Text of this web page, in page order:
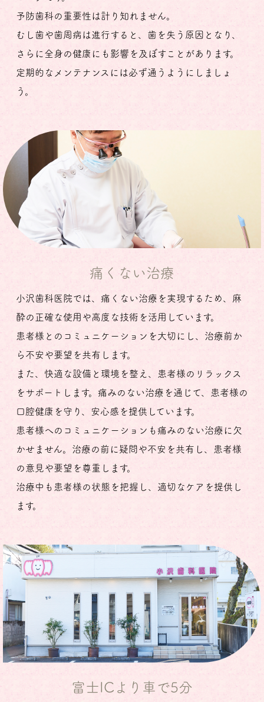
予防歯科の重要性は計り知れません。
むし歯や歯周病は進行すると、歯を失う原因となり、
さらに全身の健康にも影響を及ぼすことがあります。
定期的なメンテナンスには必ず通うようにしましょ
う。
痛くない治療
小沢歯科医院では、痛くない治療を実現するため、麻
酔の正確な使用や高度な技術を活用しています。
患者様とのコミュニケーションを大切にし、治療前か
ら不安や要望を共有します。
また、快適な設備と環境を整え、患者様のリラックス
をサポートします。痛みのない治療を通じて、患者様の
口腔健康を守り、安心感を提供しています。
患者様へのコミュニケーションも痛みのない治療に欠
かせません。治療の前に疑問や不安を共有し、患者様
の意見や要望を尊重します。
治療中も患者様の状態を把握し、適切なケアを提供し
ます。
富士ICより車で5分